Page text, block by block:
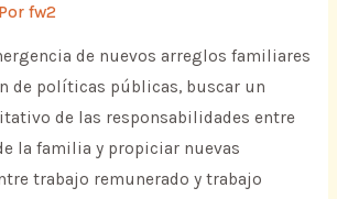
fw2
de nuevos arreglos familiares
de políticas públicas, buscar un
de las responsabilidades entre
la familia y propiciar nuevas
trabajo remunerado y trabajo